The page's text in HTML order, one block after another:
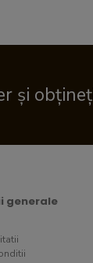
și
generale